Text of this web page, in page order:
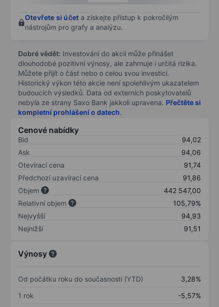
Otevřete si účet a získejte přístup k pokročilým
nástrojům pro grafy a analýzu.
Dobré vědět: Investování do akcií může přinášet
dlouhodobé pozitivní výnosy, ale zahrnuje i určitá rizika.
Můžete přijít o část nebo o celou svou investici.
Historický výkon této akcie není spolehlivým ukazatelem
budoucích výsledků. Data od externích poskytovatelů
nebyla ze strany Saxo Bank jakkoli upravena. Přečtěte si
kompletní prohlášení o datech.
Cenové nabídky
Bid
94,02
Ask
94,06
Otevírací cena
91,74
Předchozí uzavírací cena
91,86
Objem
442 547,00
Relativní objem
105,79%
Nejvyšší
94,93
Nejnižší
91,51
Výnosy
Od počátku roku do současnosti (YTD)
3,28%
1 rok
-5,57%